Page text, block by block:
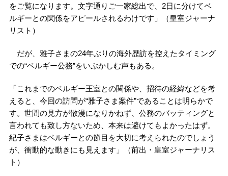
をご覧になります。文字通りご一家総出で、2日に分けてベ
ルギーとの関係をアピールされるわけです」（皇室ジャーナ
リスト）
だが、雅子さまの24年ぶりの海外歴訪を控えたタイミング
での“ベルギー公務”をいぶかしむ声もある。
「これまでのベルギー王室との関係や、招待の経緯などを考
えると、今回の訪問が“雅子さま案件”であることは明らかで
す。世間の見方が散漫になりかねず、公務のバッティングと
言われても致し方ないため、本来は避けてもよかったはず。
紀子さまはベルギーとの節目を大切に考えられたのでしょう
が、衝動的な動きにも見えます」（前出・皇室ジャーナリス
ト）